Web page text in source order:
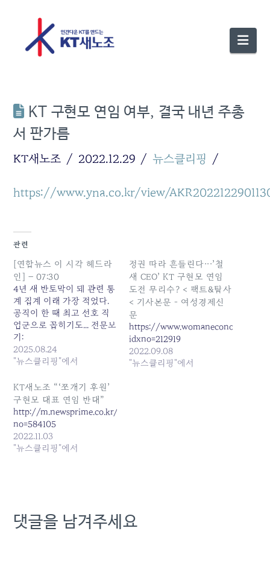
KT 구현모 연임 여부, 결국 내년 주총
서 판가름
KT새노조 2022.12.29 뉴스클리핑
https://www.yna.co.kr/view/
관련
[연합뉴스 이 시각 헤드라
인] – 07:30
4년 새 반토막이 돼 관련 통
계 집계 이래 가장 적었다.
공직이 한 때 최고 선호 직
업군으로 꼽히기도... 전문보
기:
https://www.yna.co.kr/view/AKR20250824049300009
■ '임단협 난항' 현대차 노
결... 원본 기사: [연합뉴스
이 시각 헤드라인] - 07:30
발행일: 2025-08-24
22:30:00
2025.08.24
"뉴스클리핑"에서
정권 따라 흔들린다···’철
새 CEO’ KT 구현모 연임
도전 무리수? < 팩트&탐사
< 기사본문 - 여성경제신
문
https://
idxno=212919
2022.09.08
"뉴스클리핑"에서
KT새노조 “‘쪼개기 후원’
구현모 대표 연임 반대”
http://m.newsprime.co.kr/section_view.html?
no=584105
2022.11.03
"뉴스클리핑"에서
댓글을 남겨주세요